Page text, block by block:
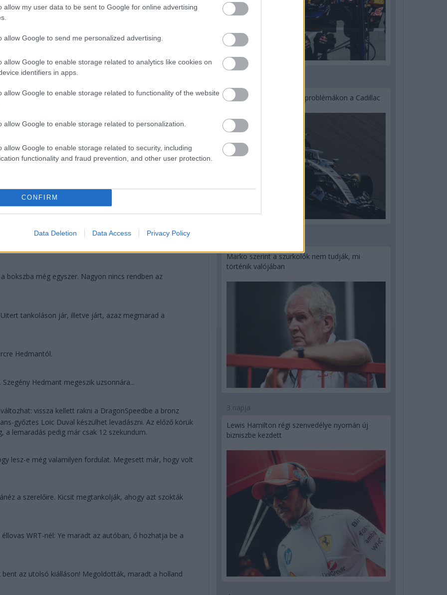
allow my user data to be sent to Google for online advertising
allow Google to send me personalized advertising.
allow Google to enable storage related to analytics like cookies on
identifiers in apps.
allow Google to enable storage related to functionality of the website
allow Google to enable storage related to personalization.
allow Google to enable storage related to security, including
functionality and fraud prevention, and other user protection.
CONFIRM
Data Deletion Data Access Privacy Policy
az újonc WRT: kategóriagyőztes Ye Yifei, Robert Kubica és
végül megszerezte a Pro-Am győzelmét a DragonSpeed
Henrik Hedman nyeri az új alkategóriát.
James Calado és Alessandro Pier Guidi
ban az #51-es AF Corse Ferrarival.
az amatőrök között a #83-as AF Corse nyeri a Le Mans-t,
és Nicklas Nielsen, valamint Alessio Rovera immár Le
Igen! Meg hát így egy körrel kevesebbet kell
bokszba még egyszer. Nagyon nincs rendben az
tankoláson jár, illetve járt, azaz megmarad a
Hedmantól.
Hedmant megeszik uzsonnára...
vissza kellett rakni a DragonSpeedbe a bronz
győztes Loic Duval készülhet levadászni. Az előző körük
lemaradás pedig már csak 12 szekundum.
lesz-e még valamilyen fordulat. Megesett már, hogy volt
a szerelőire. Kicsit megtankolják, ahogy azt szokták
WRT-nél: Ye maradt az autóban, ő hozhatja be a
az utolsó kiálláson! Megoldották, maradt a holland
Nem tud úrrá lenni a fékproblémákon a Cadillac
Marko szerint a szurkolók nem tudják, mi
történik valójában
3 napja
Lewis Hamilton régi szenvedélye nyomán új
bizniszbe kezdett